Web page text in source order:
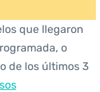
que llegaron
o
de los últimos 3